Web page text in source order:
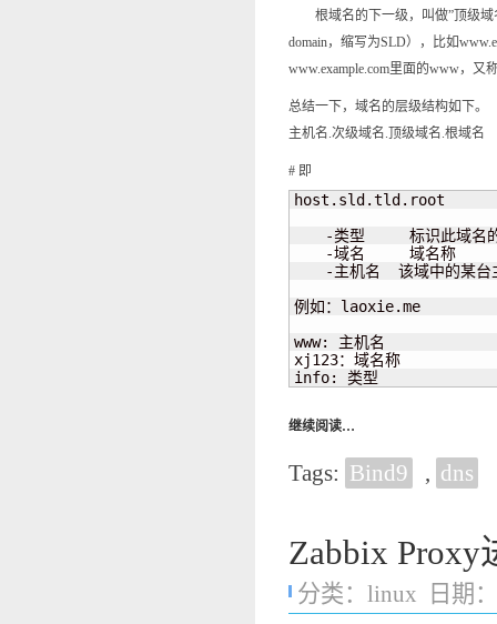
根域名的下一级，叫做”顶级域名
domain，缩写为SLD），比如
www.example.com里面的www，
总结一下，域名的层级结构如下。
主机名.次级域名.顶级域名.根域名
# 即
host.sld.tld.root
-类型     标识此域名的
-域名     域名称
-主机名  该域中的某台
例如：laoxie.me
www: 主机名
xj123：域名称
info: 类型
继续阅读…
Tags: Bind9 , dns
Zabbix Proxy
分类： linux 日期